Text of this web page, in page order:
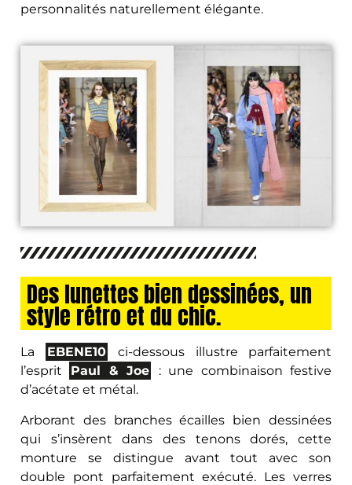
personnalités naturellement élégante.
Des lunettes bien dessinées, un
style rétro et du chic.
La EBENE10
ci-dessous illustre parfaitement
l’esprit
Paul & Joe
: une combinaison festive
d’acétate et métal.
Arborant des branches écailles bien dessinées
qui s’insèrent dans des tenons dorés, cette
monture se distingue avant tout avec son
double pont parfaitement exécuté. Les verres